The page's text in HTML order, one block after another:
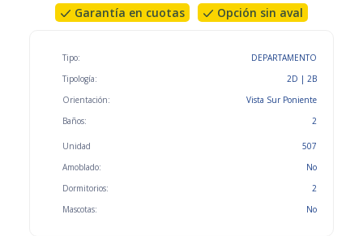
Garantía en cuotas
Opción sin aval
Tipo:
Tipología:
Orientación:
Baños:
DEPARTAMENTO
2D | 2B
Vista Sur Poniente
2
Unidad
Amoblado:
Dormitorios:
Mascotas:
507
No
2
No